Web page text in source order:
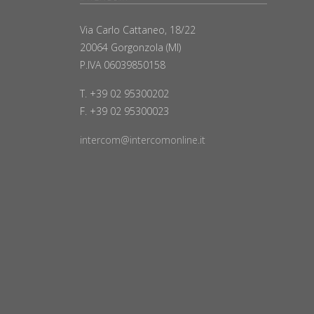
Via Carlo Cattaneo, 18/22
20064 Gorgonzola (MI)
P.IVA 06039850158
T. +39 02 95300202
F. +39 02 95300023
intercom@intercomonline.it